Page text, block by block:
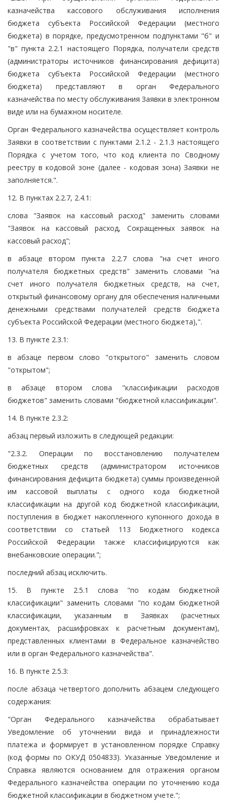
казначейства кассового обслуживания исполнения
бюджета субъекта Российской Федерации (местного
бюджета) в порядке, предусмотренном подпунктами "б" и
"в" пункта 2.2.1 настоящего Порядка, получатели средств
(администраторы источников финансирования дефицита)
бюджета субъекта Российской Федерации (местного
бюджета) представляют в орган Федерального
казначейства по месту обслуживания Заявки в электронном
виде или на бумажном носителе.
Орган Федерального казначейства осуществляет контроль
Заявки в соответствии с пунктами 2.1.2 - 2.1.3 настоящего
Порядка с учетом того, что код клиента по Сводному
реестру в кодовой зоне (далее - кодовая зона) Заявки не
заполняется.".
12. В пунктах 2.2.7, 2.4.1:
слова "Заявок на кассовый расход" заменить словами
"Заявок на кассовый расход, Сокращенных заявок на
кассовый расход";
в абзаце втором пункта 2.2.7 слова "на счет иного
получателя бюджетных средств" заменить словами "на
счет иного получателя бюджетных средств, на счет,
открытый финансовому органу для обеспечения наличными
денежными средствами получателей средств бюджета
субъекта Российской Федерации (местного бюджета),".
13. В пункте 2.3.1:
в абзаце первом слово "открытого" заменить словом
"открытом";
в абзаце втором слова "классификации расходов
бюджетов" заменить словами "бюджетной классификации".
14. В пункте 2.3.2:
абзац первый изложить в следующей редакции:
"2.3.2. Операции по восстановлению получателем
бюджетных средств (администратором источников
финансирования дефицита бюджета) суммы произведенной
им кассовой выплаты с одного кода бюджетной
классификации на другой код бюджетной классификации,
поступления в бюджет накопленного купонного дохода в
соответствии со статьей 113 Бюджетного кодекса
Российской Федерации также классифицируются как
внебанковские операции.";
последний абзац исключить.
15. В пункте 2.5.1 слова "по кодам бюджетной
классификации" заменить словами "по кодам бюджетной
классификации, указанным в Заявках (расчетных
документах, расшифровках к расчетным документам),
представленных клиентами в Федеральное казначейство
или в орган Федерального казначейства".
16. В пункте 2.5.3:
после абзаца четвертого дополнить абзацем следующего
содержания:
"Орган Федерального казначейства обрабатывает
Уведомление об уточнении вида и принадлежности
платежа и формирует в установленном порядке Справку
(код формы по ОКУД 0504833). Указанные Уведомление и
Справка являются основанием для отражения органом
Федерального казначейства операции по уточнению кода
бюджетной классификации в бюджетном учете.";